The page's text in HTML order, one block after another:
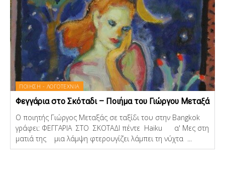
ΠΟΙΗΣΗ - ΛΟΓΟΤΕΧΝΙΑ
Φεγγάρια στο Σκόταδι – Ποιήμα του Γιώργου Μεταξά
Ο ποιητής Γιώργος Μεταξάς σε ταξίδι του στην Bangkok
γράφει: ΦΕΓΓΑΡΙΑ ΣΤΟ ΣΚΟΤΑΔΙ πέντε Haiku α' Μες στη
ματιά της μια λάμψη φτερουγίζει λάμπει τη νύχτα ...